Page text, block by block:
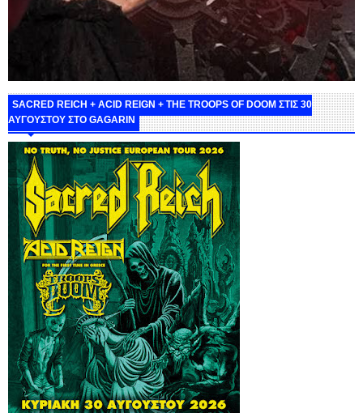
SACRED REICH + ACID REIGN + THE TROOPS OF DOOM ΣΤΙΣ 30
ΑΥΓΟΥΣΤΟΥ ΣΤΟ GAGARIN